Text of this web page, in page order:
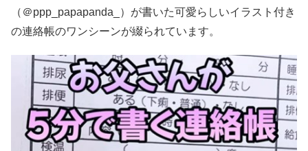
（＠ppp_papapanda_）が書いた可愛らしいイラスト付き
の連絡帳のワンシーンが綴られています。